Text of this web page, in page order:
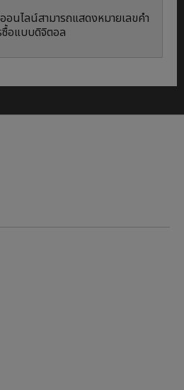
นไลน์สามารถแสดงหมายเลขคำ
อแบบดิจิตอล